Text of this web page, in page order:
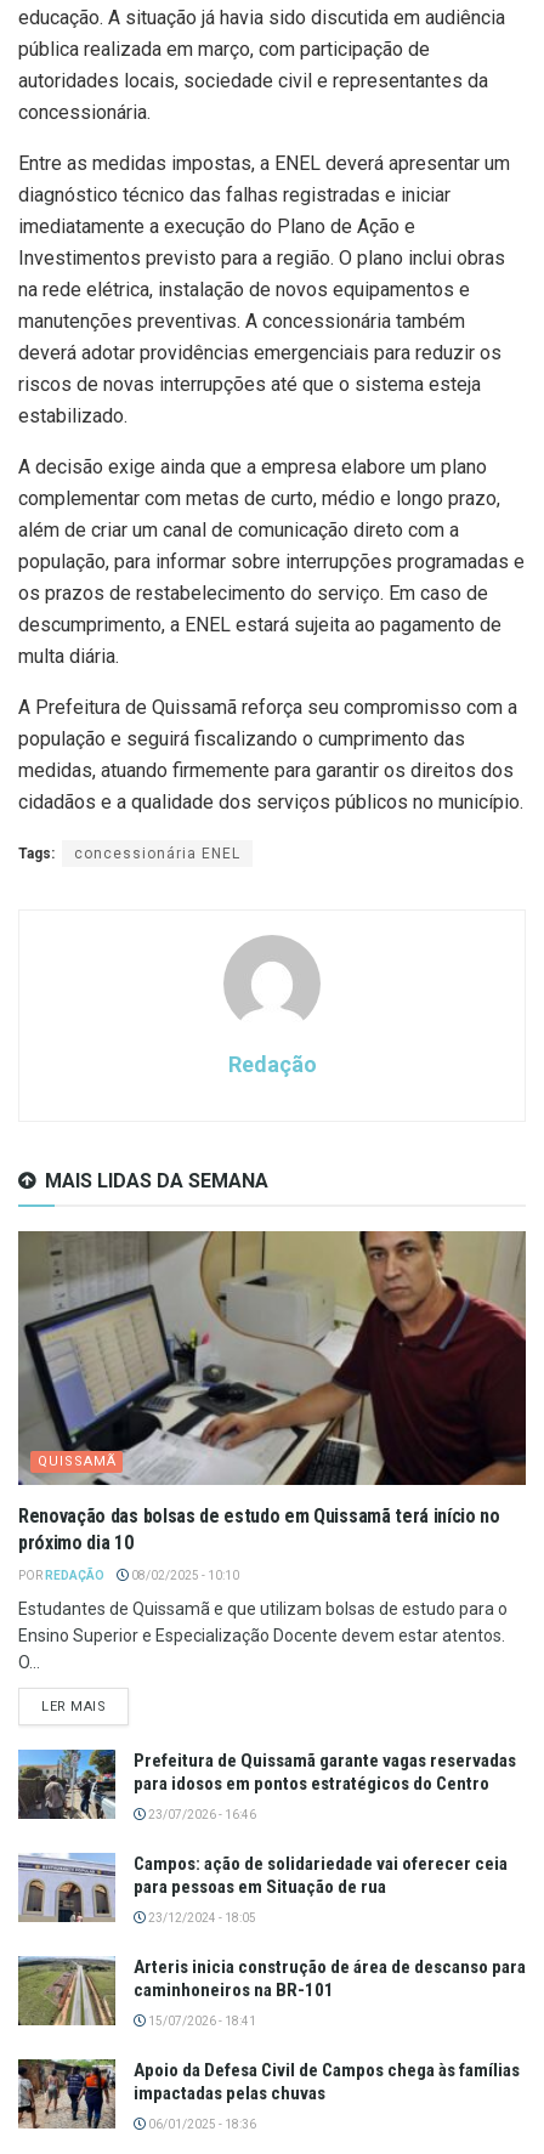
educação. A situação já havia sido discutida em audiência
pública realizada em março, com participação de
autoridades locais, sociedade civil e representantes da
concessionária.
Entre as medidas impostas, a ENEL deverá apresentar um
diagnóstico técnico das falhas registradas e iniciar
imediatamente a execução do Plano de Ação e
Investimentos previsto para a região. O plano inclui obras
na rede elétrica, instalação de novos equipamentos e
manutenções preventivas. A concessionária também
deverá adotar providências emergenciais para reduzir os
riscos de novas interrupções até que o sistema esteja
estabilizado.
A decisão exige ainda que a empresa elabore um plano
complementar com metas de curto, médio e longo prazo,
além de criar um canal de comunicação direto com a
população, para informar sobre interrupções programadas e
os prazos de restabelecimento do serviço. Em caso de
descumprimento, a ENEL estará sujeita ao pagamento de
multa diária.
A Prefeitura de Quissamã reforça seu compromisso com a
população e seguirá fiscalizando o cumprimento das
medidas, atuando firmemente para garantir os direitos dos
cidadãos e a qualidade dos serviços públicos no município.
Tags: concessionária ENEL
Redação
MAIS LIDAS DA SEMANA
QUISSAMÃ
Renovação das bolsas de estudo em Quissamã terá início no
próximo dia 10
POR REDAÇÃO 08/02/2025 - 10:10
Estudantes de Quissamã e que utilizam bolsas de estudo para o
Ensino Superior e Especialização Docente devem estar atentos.
O...
LER MAIS
Prefeitura de Quissamã garante vagas reservadas
para idosos em pontos estratégicos do Centro
23/07/2026 - 16:46
Campos: ação de solidariedade vai oferecer ceia
para pessoas em Situação de rua
23/12/2024 - 18:05
Arteris inicia construção de área de descanso para
caminhoneiros na BR-101
15/07/2026 - 18:41
Apoio da Defesa Civil de Campos chega às famílias
impactadas pelas chuvas
06/01/2025 - 18:36